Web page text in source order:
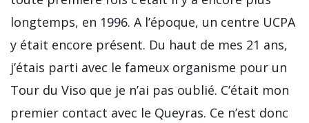
longtemps, en 1996. A l’époque, un centre UCPA
y était encore présent. Du haut de mes 21 ans,
j’étais parti avec le fameux organisme pour un
Tour du Viso que je n’ai pas oublié. C’était mon
premier contact avec le Queyras. Ce n’est donc